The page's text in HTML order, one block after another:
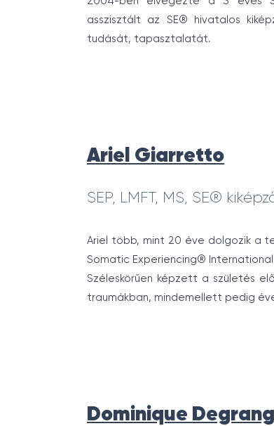
asszisztált az SE® hivatalos
tudását, tapasztalatát.
SEP, LMFT, MS, SE®
Ariel több, mint 20 éve dolgozik a
Somatic Experiencing®
Széleskörűen képzett a születés
traumákban, mindemellett pedig
Ariel Giarretto
Dominique